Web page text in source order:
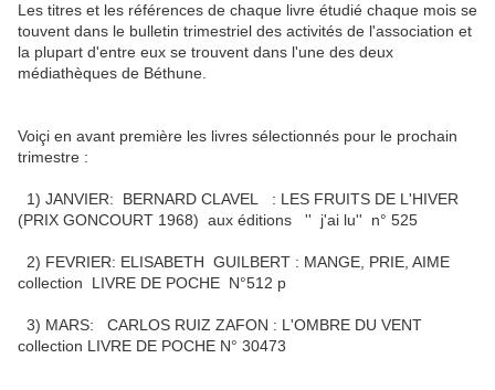
Les titres et les références de chaque livre étudié chaque mois se
touvent dans le bulletin trimestriel des activités de l'association et
la plupart d'entre eux se trouvent dans l'une des deux
médiathèques de Béthune.
Voiçi en avant première les livres sélectionnés pour le prochain
trimestre :
1) JANVIER: BERNARD CLAVEL : LES FRUITS DE L'HIVER
(PRIX GONCOURT 1968) aux éditions '' j'ai lu'' n° 525
2) FEVRIER: ELISABETH GUILBERT : MANGE, PRIE, AIME
collection LIVRE DE POCHE N°512 p
3) MARS: CARLOS RUIZ ZAFON : L'OMBRE DU VENT
collection LIVRE DE POCHE N° 30473